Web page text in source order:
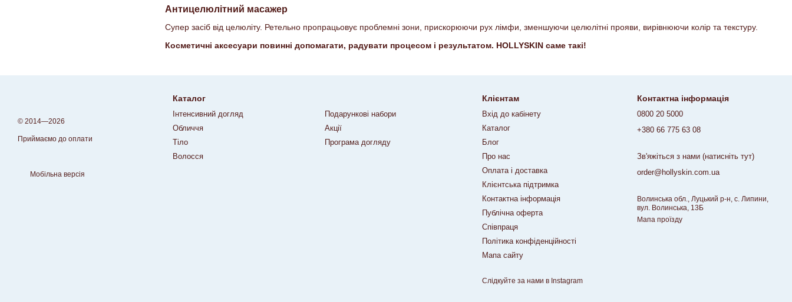
Антицелюлітний масажер
Супер засіб від целюліту. Ретельно пропрацьовує проблемні зони, прискорюючи рух лімфи, зменшуючи целюлітні прояви, вирівнюючи колір та текстуру.
Косметичні аксесуари повинні допомагати, радувати процесом і результатом. HOLLYSKIN саме такі!
© 2014—2026
Приймаємо до оплати
Мобільна версія
Каталог
Інтенсивний догляд
Обличчя
Тіло
Волосся
Подарункові набори
Акції
Програма догляду
Клієнтам
Вхід до кабінету
Каталог
Блог
Про нас
Оплата і доставка
Клієнтська підтримка
Контактна інформація
Публічна оферта
Співпраця
Політика конфіденційності
Мапа сайту
Слідкуйте за нами в Instagram
Контактна інформація
0800 20 5000
+380 66 775 63 08
Зв'яжіться з нами (натисніть тут)
order@hollyskin.com.ua
Волинська обл., Луцький р-н, с. Липини,
вул. Волинська, 13Б
Мапа проїзду